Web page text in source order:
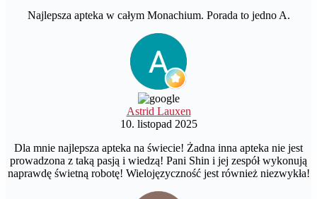
Najlepsza apteka w całym Monachium. Porada to jedno A.
Astrid Lauxen
10. listopad 2025
Dla mnie najlepsza apteka na świecie! Żadna inna apteka nie jest
prowadzona z taką pasją i wiedzą! Pani Shin i jej zespół wykonują
naprawdę świetną robotę! Wielojęzyczność jest również niezwykła!